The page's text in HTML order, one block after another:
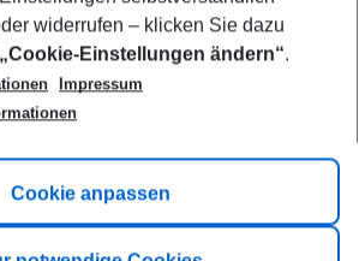
widerrufen – klicken Sie dazu
„Cookie-Einstellungen ändern“.
Impressum
Cookie anpassen